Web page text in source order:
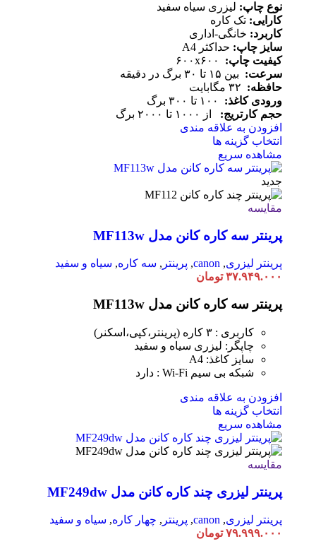
نوع چاپ: لیزری سیاه سفید
کارایی: تک کاره
کاربرد: خانگی-اداری
سایز چاپ: حداکثر A4
کیفیت چاپ:
۶۰۰x۶۰۰
سرعت: بین ۱۵ تا ۳۰ برگ در دقیقه
حافظه: ۳۲ مگابایت
ورودی کاغذ:
۱۰۰ تا ۳۰۰ برگ
حجم کارتریج:
از ۱۰۰۰ تا ۲۰۰۰ برگ
افزودن به علاقه مندی
انتخاب گزینه ها
مشاهده سریع
جدید
مقایسه
پرینتر سه کاره کانن مدل MF113w
پرینتر لیزری,
canon
, پرینتر , سه کاره, سیاه و سفید
۳۷.۹۴۹.۰۰۰ تومان
پرینتر سه کاره کانن مدل MF113w
کاربری : ۳ کاره (پرینتر،کپی،اسکنر)
چاپگر: لیزری سیاه و سفید
سایز کاغذ: A4
شبکه بی سیم Wi-Fi : دارد
افزودن به علاقه مندی
انتخاب گزینه ها
مشاهده سریع
مقایسه
پرینتر لیزری چند کاره کانن مدل MF249dw
پرینتر لیزری,
canon
, پرینتر , چهار کاره, سیاه و سفید
۷۹.۹۹۹.۰۰۰ تومان